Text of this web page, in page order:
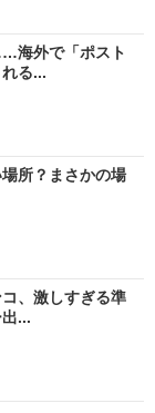
海外で「ポスト
る...
所？まさかの場
、激しすぎる準
...